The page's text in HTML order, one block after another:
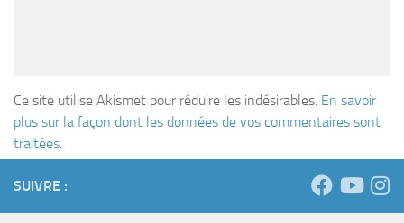
Ce site utilise Akismet pour réduire les indésirables. En savoir
plus sur la façon dont les données de vos commentaires sont
traitées.
SUIVRE :